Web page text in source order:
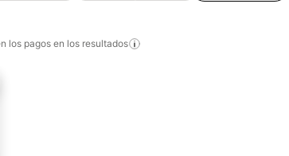
los pagos en los resultados
a favoritos